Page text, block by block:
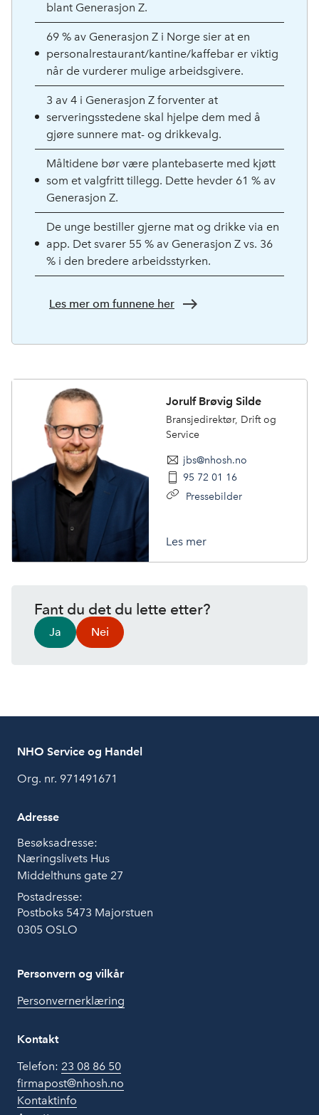
blant Generasjon Z.
69 % av Generasjon Z i Norge sier at en
personalrestaurant/kantine/kaffebar er viktig
når de vurderer mulige arbeidsgivere.
3 av 4 i Generasjon Z forventer at
serveringsstedene skal hjelpe dem med å
gjøre sunnere mat- og drikkevalg.
Måltidene bør være plantebaserte med kjøtt
som et valgfritt tillegg. Dette hevder 61 % av
Generasjon Z.
De unge bestiller gjerne mat og drikke via en
app. Det svarer 55 % av Generasjon Z vs. 36
% i den bredere arbeidsstyrken.
Les mer om funnene her
Jorulf Brøvig Silde
Bransjedirektør, Drift og
Service
jbs@nhosh.no
95 72 01 16
Pressebilder
Les mer
Fant du det du lette etter?
Ja Nei
NHO Service og Handel
Org. nr. 971491671
Adresse
Besøksadresse:
Næringslivets Hus
Middelthuns gate 27
Postadresse:
Postboks 5473 Majorstuen
0305 OSLO
Personvern og vilkår
Personvernerklæring
Kontakt
Telefon: 23 08 86 50
firmapost@nhosh.no
Kontaktinfo